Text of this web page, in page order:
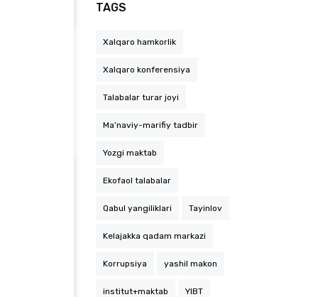
TAGS
Xalqaro hamkorlik
Xalqaro konferensiya
Talabalar turar joyi
Ma’naviy-marifiy tadbir
Yozgi maktab
Ekofaol talabalar
Qabul yangiliklari Tayinlov
Kelajakka qadam markazi
Korrupsiya yashil makon
institut+maktab YIBT